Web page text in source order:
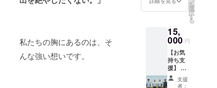
私たちの胸にあるのは、そ
んな強い想いです。
～令和7
31日ま
での
３ヵ月
間 ・掲
載方
法：文
字のみ
・注意
せんの
で、ご
留意く
ださ
い。
サポー
トいた
ので
す。熟
練の花
火師が
丁寧に
打ち上
げ、皆
様の願
を
選
択
す
る
15,
000 円
【お気
持ち支
援】 大
会終了
後、感
支援
者：